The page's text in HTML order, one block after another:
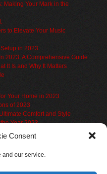
Consent
and our service.
Making Your Mark in the
to Elevate Your Music
in 2023
2023: A Comprehensive Guide
It Is and Why It Matters
Your Home in 2023
of 2023
Comfort and Style
Year 2023
for File Organization
Best Bookcases